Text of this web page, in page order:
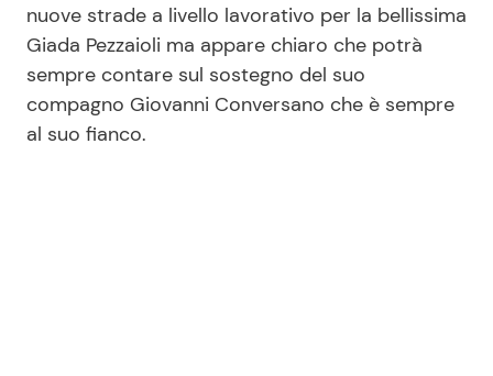
nuove strade a livello lavorativo per la bellissima
Giada Pezzaioli ma appare chiaro che potrà
sempre contare sul sostegno del suo
compagno Giovanni Conversano che è sempre
al suo fianco.